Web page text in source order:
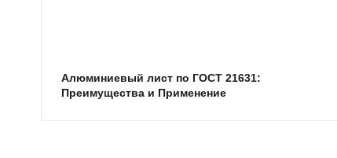
Алюминиевый лист по ГОСТ 21631:
Преимущества и Применение